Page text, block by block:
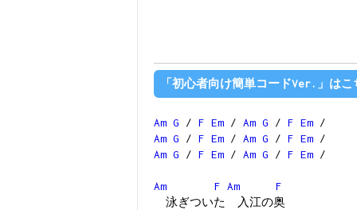
「初心者向け簡単コードVer.」はこ
Am G / F Em / Am G / F Em /
Am G / F Em / Am G / F Em /
Am G / F Em / Am G / F Em /
Am F Am
F
泳ぎついた 入江の奥